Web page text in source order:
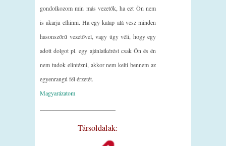
gondolkozom min más vezetők, ha ezt Ön nem
is akarja elhinni. Ha egy kalap alá vesz minden
hasonszőrű vezetővel, vagy úgy véli, hogy egy
adott dolgot pl. egy ajánlatkérést csak Ön és én
nem tudok elintézni, akkor nem kelti bennem az
egyenrangú fél érzetét.
Magyarázatom
Társoldalak: